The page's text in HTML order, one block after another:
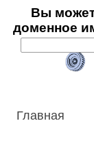
Вы
доменное
Главная